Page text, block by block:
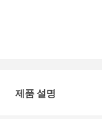
제품 설명